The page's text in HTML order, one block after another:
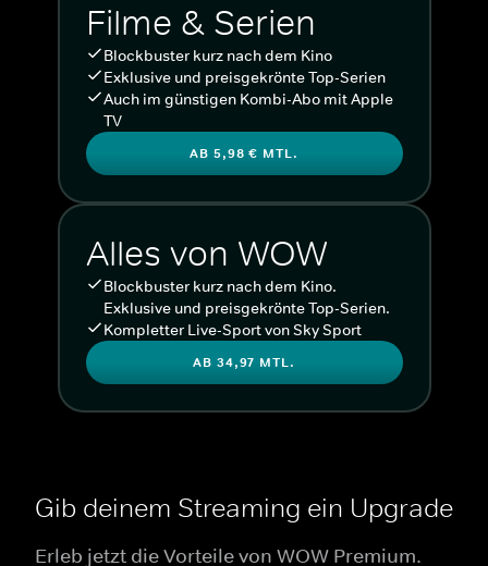
Filme & Serien
Blockbuster kurz nach dem Kino
Exklusive und preisgekrönte Top-Serien
Auch im günstigen Kombi-Abo mit Apple
TV
AB 5,98 € MTL.
Alles von WOW
Blockbuster kurz nach dem Kino.
Exklusive und preisgekrönte Top-Serien.
Kompletter Live-Sport von Sky Sport
AB 34,97 MTL.
Gib deinem Streaming ein Upgrade
Erleb jetzt die Vorteile von WOW Premium.